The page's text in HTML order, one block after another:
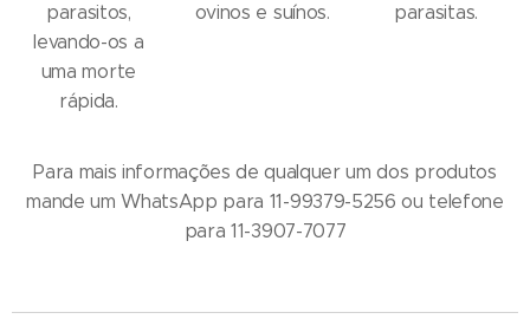
parasitos,
levando-os a
uma morte
rápida.
ovinos e suínos.
parasitas.
Para mais informações de qualquer um dos produtos
mande um WhatsApp para 11-99379-5256 ou telefone
para 11-3907-7077